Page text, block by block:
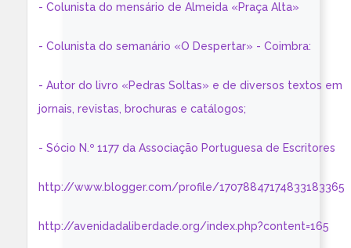
- Colunista do mensário de Almeida «Praça Alta»
- Colunista do semanário «O Despertar» - Coimbra:
- Autor do livro «Pedras Soltas» e de diversos textos em
jornais, revistas, brochuras e catálogos;
- Sócio N.º 1177 da Associação Portuguesa de Escritores
http://www.blogger.com/profile/17078847174833183365
http://avenidadaliberdade.org/index.php?content=165